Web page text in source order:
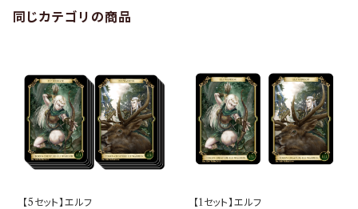
同じカテゴリの商品
【5セット】エルフ 【1セット】エルフ